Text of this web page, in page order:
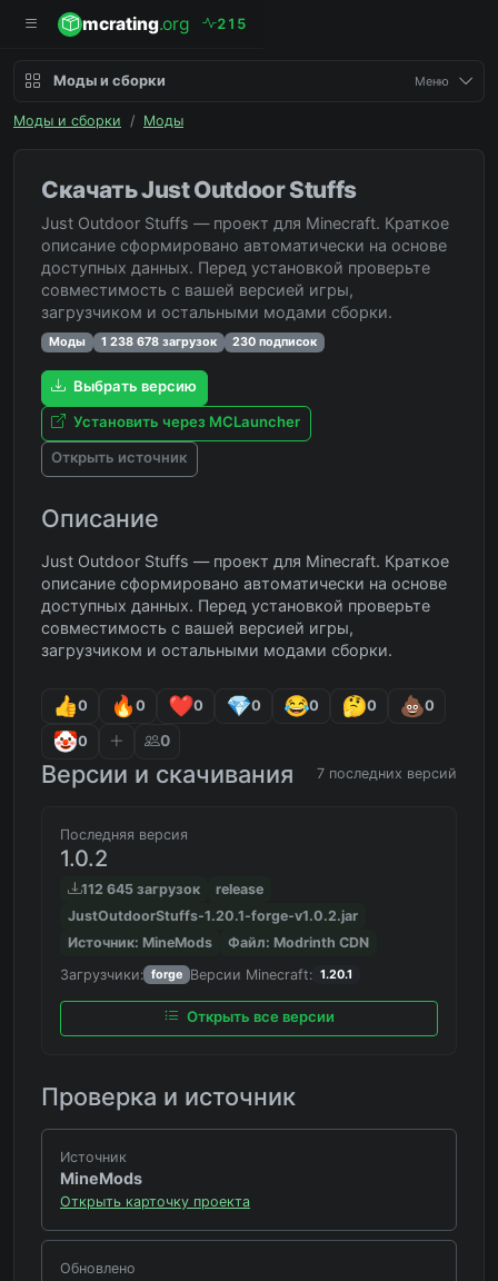
mcrating.org 2 1 5
Моды и сборки Меню
Моды и сборки / Моды
Скачать Just Outdoor Stuffs
Just Outdoor Stuffs — проект для Minecraft. Краткое
описание сформировано автоматически на основе
доступных данных. Перед установкой проверьте
совместимость с вашей версией игры,
загрузчиком и остальными модами сборки.
Моды 1 238 678 загрузок 230 подписок
Выбрать версию
Установить через MCLauncher
Открыть источник
Описание
Just Outdoor Stuffs — проект для Minecraft. Краткое
описание сформировано автоматически на основе
доступных данных. Перед установкой проверьте
совместимость с вашей версией игры,
загрузчиком и остальными модами сборки.
0 0 0 0 0 0 0
0 0
Версии и скачивания 7 последних версий
Последняя версия
1.0.2
112 645 загрузок
release
JustOutdoorStuffs-1.20.1-forge-v1.0.2.jar
Источник: MineMods
Файл: Modrinth CDN
Загрузчики: forge Версии Minecraft: 1.20.1
Открыть все версии
Проверка и источник
Источник
MineMods
Открыть карточку проекта
Обновлено